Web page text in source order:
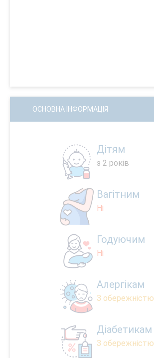
ОСНОВНА ІНФОРМАЦІЯ
Дітям
з 2 років
Вагітним
Ні
Годуючим
Ні
Алергікам
З обережністю
Діабетикам
З обережністю